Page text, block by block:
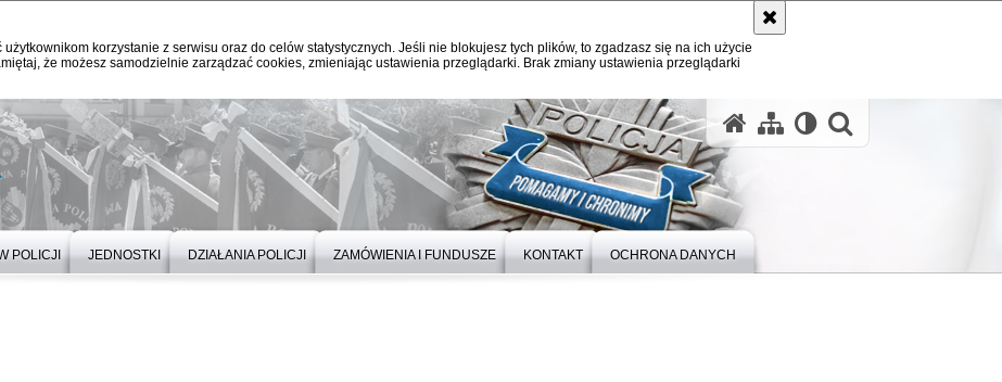
korzystanie z serwisu oraz do celów statystycznych. Jeśli nie blokujesz tych plików, to zgadzasz się na ich użycie
że możesz samodzielnie zarządzać cookies, zmieniając ustawienia przeglądarki. Brak zmiany ustawienia przeglądarki
POLICJI JEDNOSTKI DZIAŁANIA POLICJI ZAMÓWIENIA I FUNDUSZE KONTAKT OCHRONA DANYCH